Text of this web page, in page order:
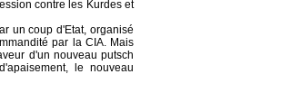
contre les Kurdes et
un coup d'Etat, organisé
par la CIA. Mais
d'un nouveau putsch
le nouveau